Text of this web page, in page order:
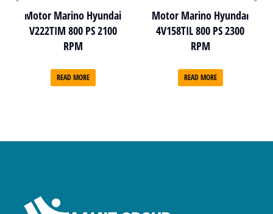
Motor Marino Hyundai
V222TIM 800 PS 2100
RPM
READ MORE
Motor Marino Hyundai
4V158TIL 800 PS 2300
RPM
READ MORE